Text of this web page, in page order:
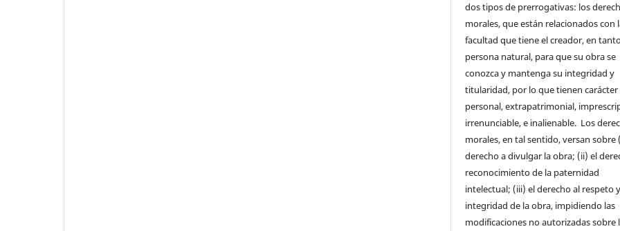
dos tipos de prerrogativas: los
morales, que están relacionados con
facultad que tiene el creador, en
persona natural, para que su obra se
conozca y mantenga su integridad y
titularidad, por lo que tienen carácter
personal, extrapatrimonial,
irrenunciable, e inalienable. Los
morales, en tal sentido, versan sobre
derecho a divulgar la obra; (ii) el
reconocimiento de la paternidad
intelectual; (iii) el derecho al respeto
integridad de la obra, impidiendo las
modificaciones no autorizadas sobre